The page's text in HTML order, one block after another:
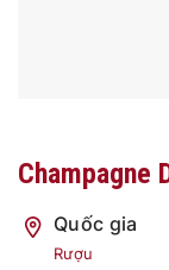
Champagne
Quốc gia
Rượu